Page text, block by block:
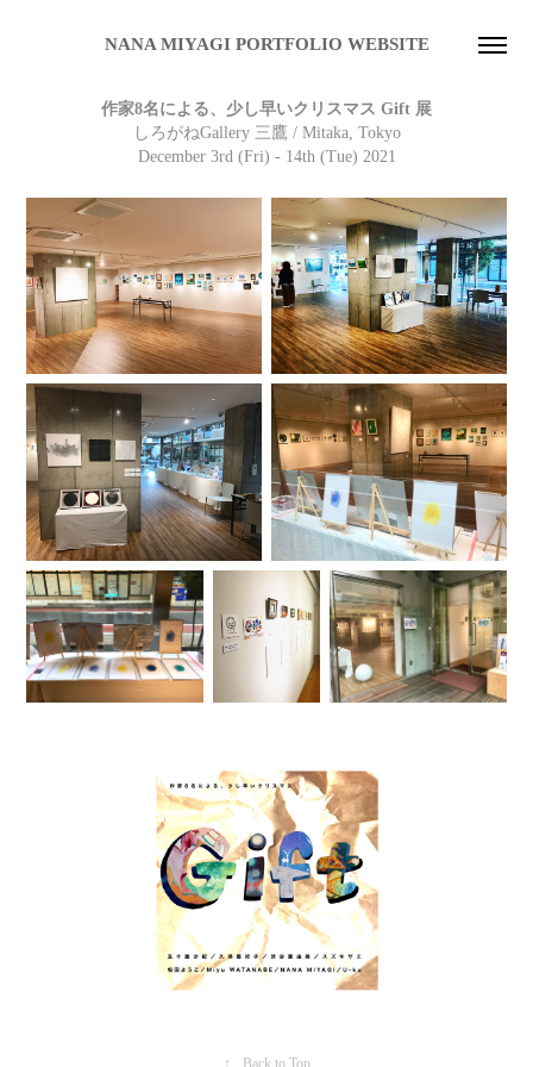
NANA MIYAGI PORTFOLIO WEBSITE
作家8名による、少し早いクリスマス Gift 展
しろがねGallery 三鷹 / Mitaka, Tokyo
December 3rd (Fri) - 14th (Tue) 2021
↑ Back to Top